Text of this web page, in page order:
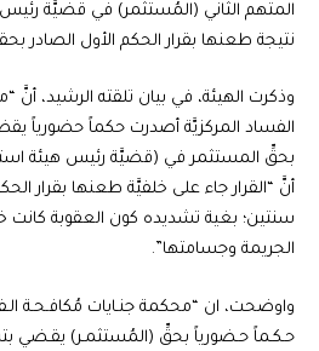
المتهم الثاني (المُستثمر) في قضيَّة رئيس
نتيجة طعنها بقرار الحكم الأول الصادر
وذكرت الهيئة، في بيان تلقته الرشيد، أنَّ
الفساد المركزيَّة أصدرت حكماً حضورياً
بحقِّ المستثمر في (قضيَّة رئيس هيئة
أنَّ “القرار جاء على خلفيَّة طعنها بقرار
سنتين؛ بغية تشديده كون العقوبة كانت
الجريمة وجسامتها”.
واوضحت، ان “محكمة جنـايات مُكافـحـة
حـكـماً حـضورياً بحقِّ (المُستثمـر) يقـضي